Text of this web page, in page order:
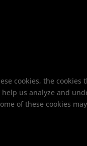
cookies, the
us analyze and
of these cookies